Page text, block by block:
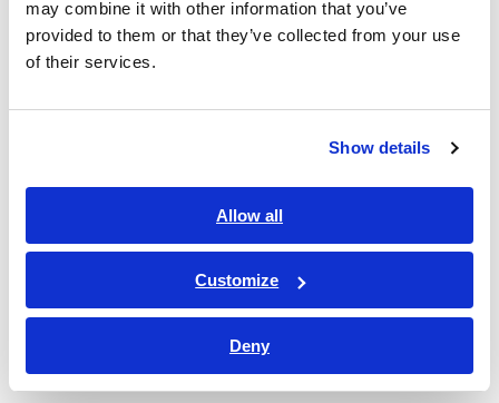
may combine it with other information that you’ve
provided to them or that they’ve collected from your use
of their services.
Show details
Allow all
Customize
Deny
各国・地域の法令や規則を遵守し、労働安全衛生に積極的
に取り組みます。
に、その維持向上に努めます。
社員の安全と心身の健康を最優先し、安心して働ける職場
事態において迅速かつ的確に対応します。
公益通報
社員および関係者が法令違反や倫理的に問題のある行為を